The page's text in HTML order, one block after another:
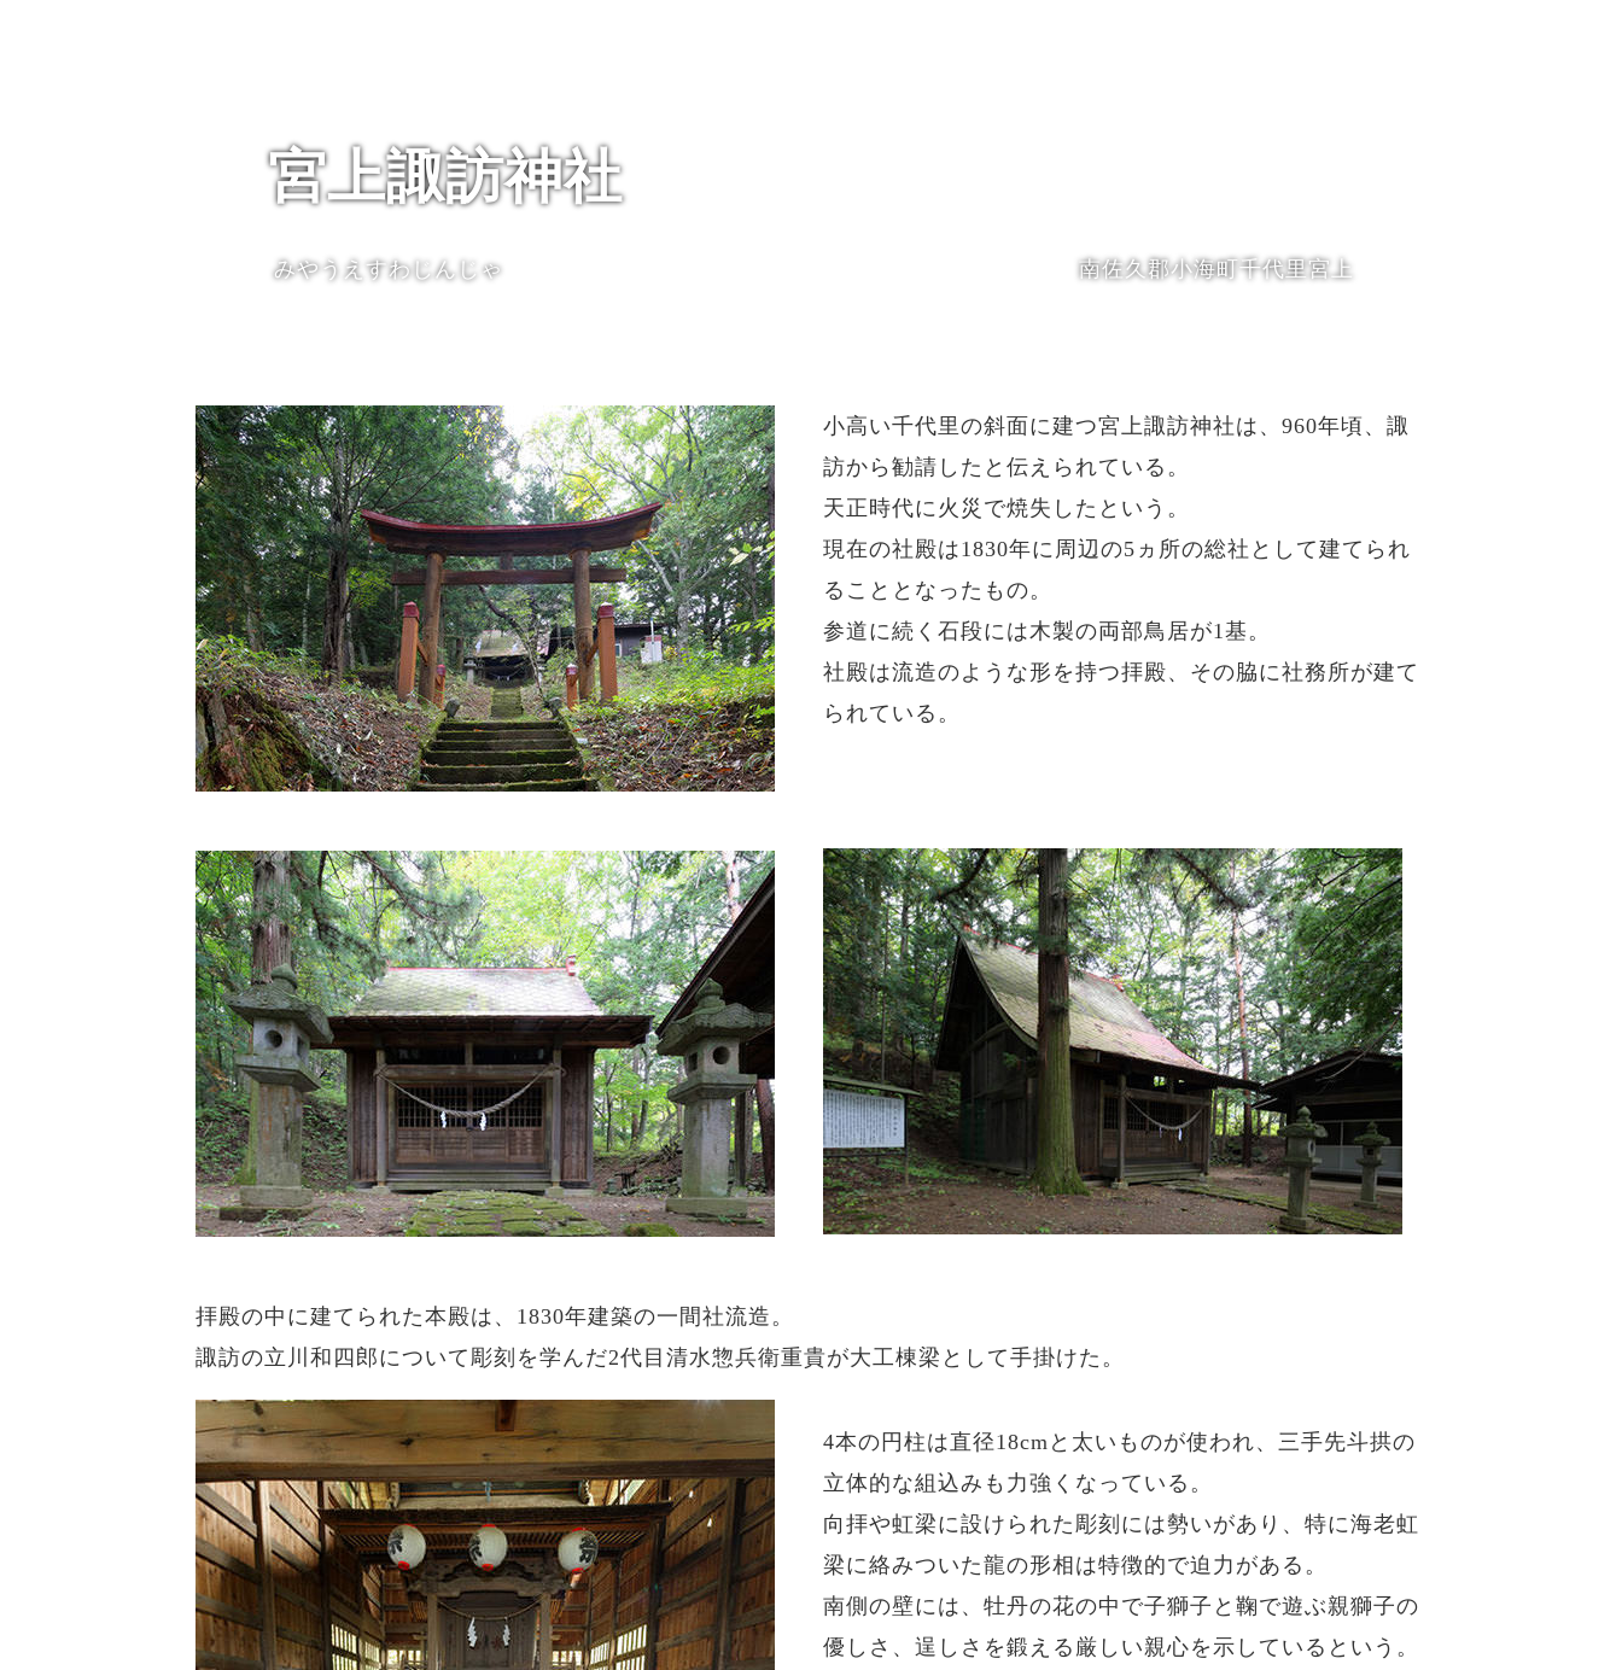
宮上諏訪神社
みやうえすわじんじゃ 南佐久郡小海町千代里宮上
小高い千代里の斜面に建つ宮上諏訪神社は、960年頃、諏
訪から勧請したと伝えられている。
天正時代に火災で焼失したという。
現在の社殿は1830年に周辺の5ヵ所の総社として建てられ
ることとなったもの。
参道に続く石段には木製の両部鳥居が1基。
社殿は流造のような形を持つ拝殿、その脇に社務所が建て
られている。
拝殿の中に建てられた本殿は、1830年建築の一間社流造。
諏訪の立川和四郎について彫刻を学んだ2代目清水惣兵衛重貴が大工棟梁として手掛けた。
4本の円柱は直径18cmと太いものが使われ、三手先斗拱の
立体的な組込みも力強くなっている。
向拝や虹梁に設けられた彫刻には勢いがあり、特に海老虹
梁に絡みついた龍の形相は特徴的で迫力がある。
南側の壁には、牡丹の花の中で子獅子と鞠で遊ぶ親獅子の
優しさ、逞しさを鍛える厳しい親心を示しているという。